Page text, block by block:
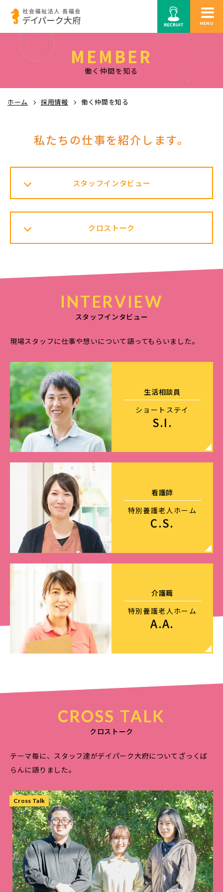
MENU
MEMBER
働く仲間を知る
ホーム 採用情報 働く仲間を知る
私たちの仕事を紹介します。
スタッフインタビュー
クロストーク
INTERVIEW
スタッフインタビュー
現場スタッフに仕事や想いについて語ってもらいました。
生活相談員
ショートステイ
S.I.
看護師
特別養護老人ホーム
C.S.
介護職
特別養護老人ホーム
A.A.
CROSS TALK
クロストーク
テーマ毎に、スタッフ達がデイパーク大府についてざっくば
らんに語りました。
Cross Talk